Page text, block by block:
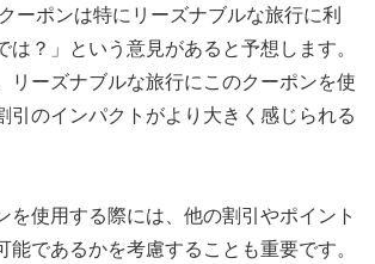
ーポンは特にリーズナブルな旅行に利
は？」という意見があると予想します。
リーズナブルな旅行にこのクーポンを使
引のインパクトがより大きく感じられる
を使用する際には、他の割引やポイント
能であるかを考慮することも重要です。